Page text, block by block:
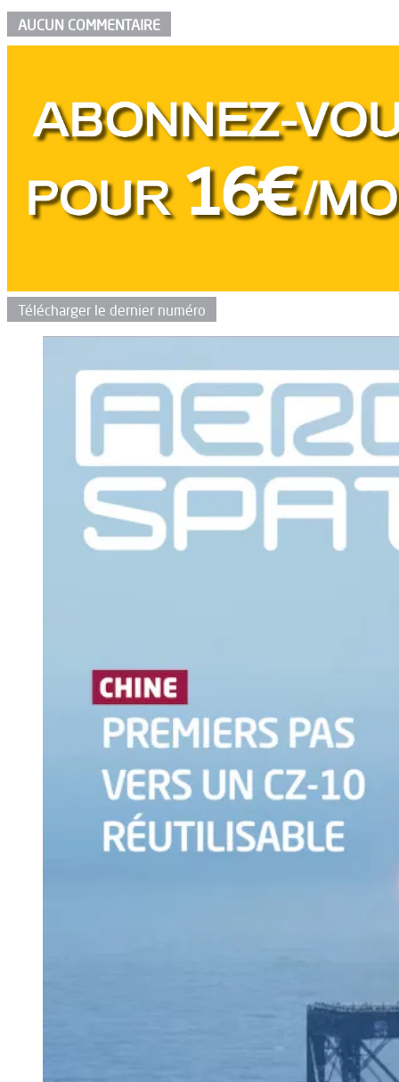
AUCUN COMMENTAIRE
Télécharger le dernier numéro